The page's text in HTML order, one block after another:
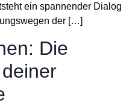
ein spannender Dialog
der […]
Die